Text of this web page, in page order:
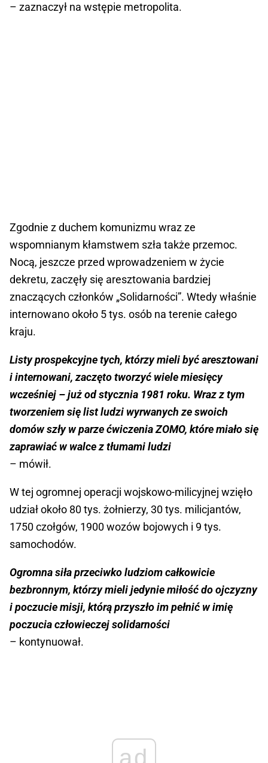
– zaznaczył na wstępie metropolita.
Zgodnie z duchem komunizmu wraz ze
wspomnianym kłamstwem szła także przemoc.
Nocą, jeszcze przed wprowadzeniem w życie
dekretu, zaczęły się aresztowania bardziej
znaczących członków „Solidarności”. Wtedy właśnie
internowano około 5 tys. osób na terenie całego
kraju.
Listy prospekcyjne tych, którzy mieli być aresztowani
i internowani, zaczęto tworzyć wiele miesięcy
wcześniej – już od stycznia 1981 roku. Wraz z tym
tworzeniem się list ludzi wyrwanych ze swoich
domów szły w parze ćwiczenia ZOMO, które miało się
zaprawiać w walce z tłumami ludzi
– mówił.
W tej ogromnej operacji wojskowo-milicyjnej wzięło
udział około 80 tys. żołnierzy, 30 tys. milicjantów,
1750 czołgów, 1900 wozów bojowych i 9 tys.
samochodów.
Ogromna siła przeciwko ludziom całkowicie
bezbronnym, którzy mieli jedynie miłość do ojczyzny
i poczucie misji, którą przyszło im pełnić w imię
poczucia człowieczej solidarności
– kontynuował.
ad